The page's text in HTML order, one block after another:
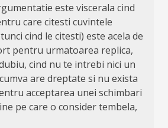
este viscerala cind
care citesti cuvintele
cind le citesti) este acela de
pentru urmatoarea replica,
cind nu te intrebi nici un
are dreptate si nu exista
acceptarea unei schimbari
pe care o consider tembela,